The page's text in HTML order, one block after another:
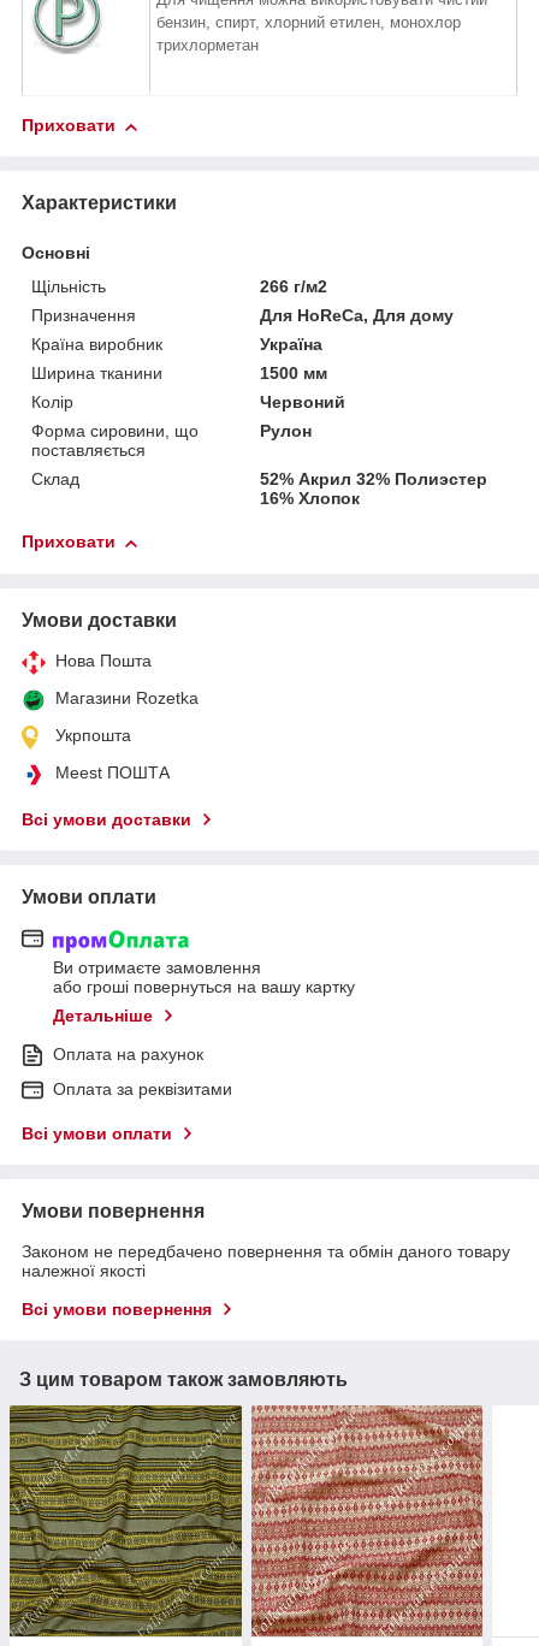
бензин, спирт, хлорний етилен, монохлор
трихлорметан
Приховати
Характеристики
Основні
Щільність
266 г/м2
Призначення
Для HoReCa, Для дому
Країна виробник
Україна
Ширина тканини
1500 мм
Колір
Червоний
Форма сировини, що
поставляється
Рулон
Склад
52% Акрил 32% Полиэстер
16% Хлопок
Приховати
Умови доставки
Нова Пошта
Магазини Rozetka
Укрпошта
Meest ПОШТА
Всі умови доставки
Умови оплати
Ви отримаєте замовлення
або гроші повернуться на вашу картку
Детальніше
Оплата на рахунок
Оплата за реквізитами
Всі умови оплати
Умови повернення
Законом не передбачено повернення та обмін даного товару
належної якості
Всі умови повернення
З цим товаром також замовляють